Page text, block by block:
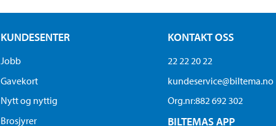
KUNDESENTER
Jobb
Gavekort
Nytt og nyttig
Brosjyrer
KONTAKT OSS
22 22 20 22
kundeservice@biltema.no
Org.nr:882 692 302
BILTEMAS APP